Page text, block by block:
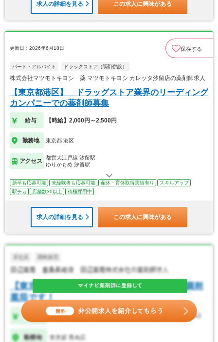
求人の詳細を見る この求人に興味がある
更新日：2026年6月18日 保存する
パート・アルバイト ドラッグストア（調剤併設）
株式会社マツモトキヨシ 薬 マツモトキヨシ カレッタ汐留店の薬剤師求人
【東京都港区】 ドラッグストア業界のリーディング
カンパニーでの薬剤師募集
給与 【時給】2,000円～2,500円
勤務地 東京都 港区
アクセス
都営大江戸線 汐留駅
ゆりかもめ 汐留駅
新卒も応募可能 未経験者も応募可能 産休・育休取得実績有り
スキルアップ
駅チカ
店舗数30以上 積極採用中
求人の詳細を見る この求人に興味がある